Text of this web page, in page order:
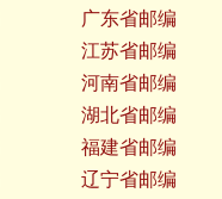
广东省邮编
江苏省邮编
河南省邮编
湖北省邮编
福建省邮编
辽宁省邮编